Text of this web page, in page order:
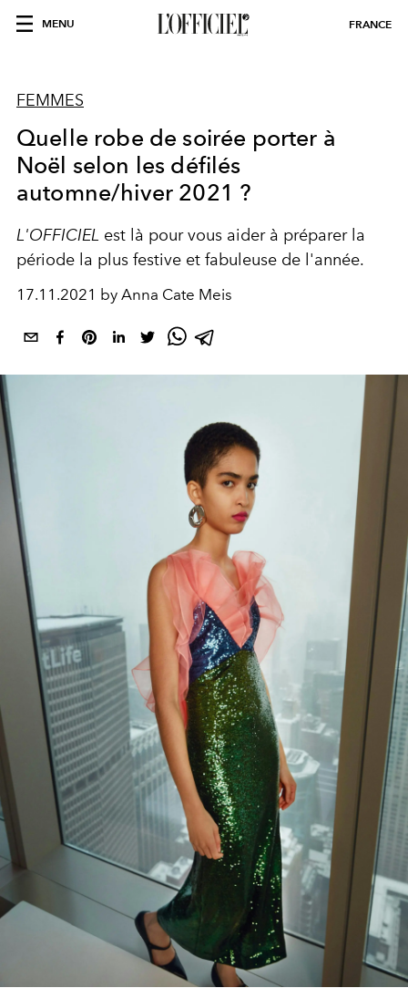
MENU FRANCE
FEMMES
Quelle robe de soirée porter à
Noël selon les défilés
automne/hiver 2021 ?
L'OFFICIEL est là pour vous aider à préparer la
période la plus festive et fabuleuse de l'année.
17.11.2021 by Anna Cate Meis